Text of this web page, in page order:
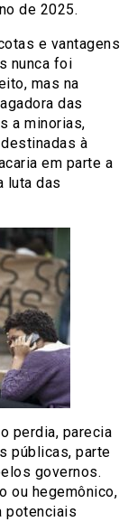
de 2025.
e vantagens
nunca foi
mas na
das
a minorias,
à
em parte a
luta das
perdia, parecia
públicas, parte
governos.
ou hegemônico,
potenciais